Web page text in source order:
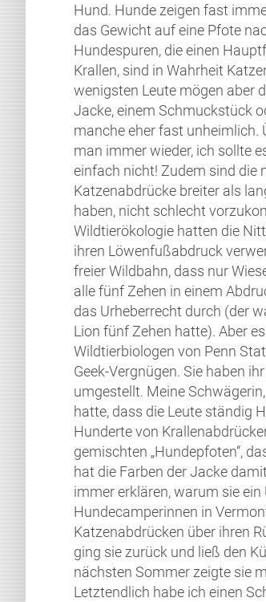
Hund. Hunde zeigen fast
das Gewicht auf eine Pfote
Hundespuren, die einen
Krallen, sind in Wahrheit
wenigsten Leute mögen aber
Jacke, einem Schmuckstück
manche eher fast unheimlich.
man immer wieder, ich sollte
einfach nicht! Zudem sind die
Katzenabdrücke breiter als
haben, nicht schlecht
Wildtierökologie hatten die
ihren Löwenfußabdruck
freier Wildbahn, dass nur
alle fünf Zehen in einem
das Urheberrecht durch (der
Lion fünf Zehen hatte). Aber
Wildtierbiologen von Penn
Geek-Vergnügen. Sie haben
umgestellt. Meine
hatte, dass die Leute ständig
Hunderte von
gemischten „Hundepfoten“,
hat die Farben der Jacke
immer erklären, warum sie
Hundecamperinnen in
Katzenabdrücken über ihren
ging sie zurück und ließ den
nächsten Sommer zeigte sie
Letztendlich habe ich einen